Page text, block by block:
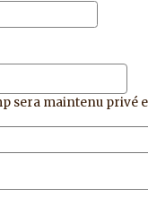
sera maintenu privé